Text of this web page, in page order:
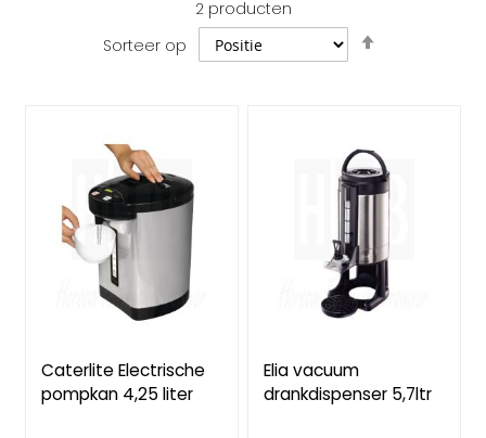
2producten
Sorteer op
Caterlite Electrische
pompkan 4,25 liter
Elia vacuum
drankdispenser 5,7ltr